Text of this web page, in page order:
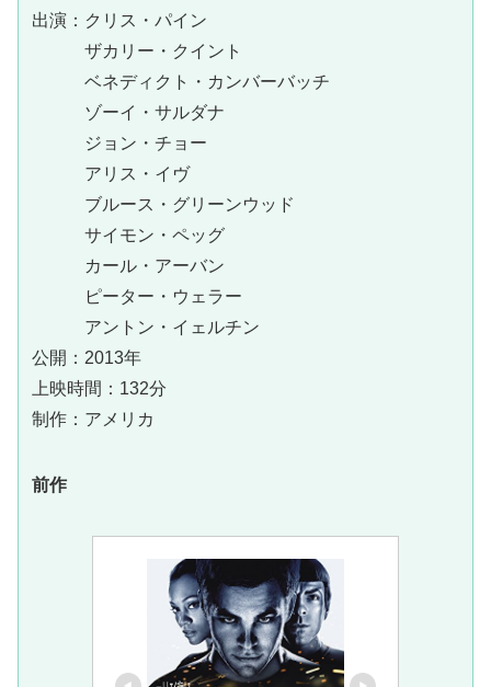
出演：クリス・パイン
ザカリー・クイント
ベネディクト・カンバーバッチ
ゾーイ・サルダナ
ジョン・チョー
アリス・イヴ
ブルース・グリーンウッド
サイモン・ペッグ
カール・アーバン
ピーター・ウェラー
アントン・イェルチン
公開：2013年
上映時間：132分
制作：アメリカ
前作